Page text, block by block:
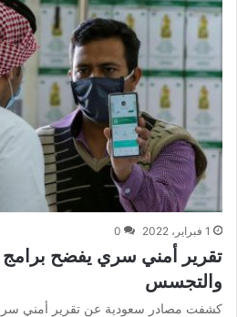
1 فبراير، 2022 0
تقرير أمني سري يفضح برامج
والتجسس
كشفت مصادر سعودية عن تقرير أمني سري